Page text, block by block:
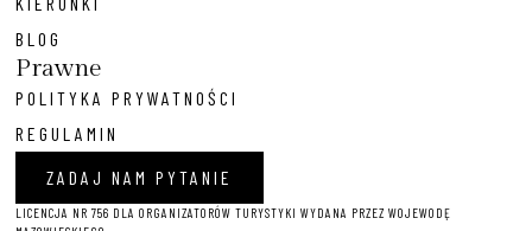
BLOG
Prawne
POLITYKA PRYWATNOŚCI
REGULAMIN
ZADAJ NAM PYTANIE
LICENCJA NR 756 DLA ORGANIZATORÓW TURYSTYKI WYDANA PRZEZ WOJEWODĘ